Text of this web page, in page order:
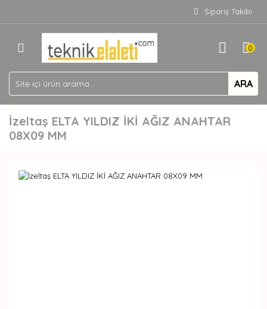
Sipariş Takibi
ARA
0
İzeltaş ELTA YILDIZ İKİ AĞIZ ANAHTAR
08X09 MM